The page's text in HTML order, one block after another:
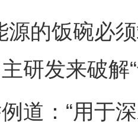
的饭碗必须
研发来破解
：“用于深